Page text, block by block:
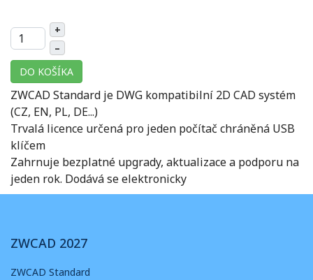
+
–
DO KOŠÍKA
ZWCAD Standard je DWG kompatibilní 2D CAD systém
(CZ, EN, PL, DE...)
Trvalá licence určená pro jeden počítač chráněná USB
klíčem
Zahrnuje bezplatné upgrady, aktualizace a podporu na
jeden rok. Dodává se elektronicky
ZWCAD 2027
ZWCAD Standard